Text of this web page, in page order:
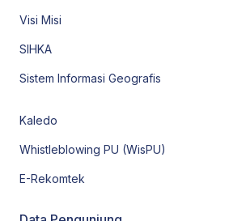
Visi Misi
SIHKA
Sistem Informasi Geografis
Kaledo
Whistleblowing PU (WisPU)
E-Rekomtek